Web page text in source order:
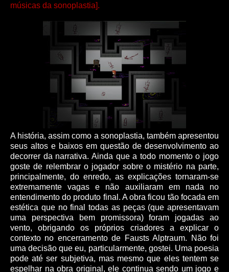
músicas da sonoplastia].
A história, assim como a sonoplastia, também apresentou
seus altos e baixos em questão de desenvolvimento ao
decorrer da narrativa. Ainda que a todo momento o jogo
goste de relembrar o jogador sobre o mistério na parte,
principalmente, do enredo, as explicações tornaram-se
extremamente vagas e não auxiliaram em nada no
entendimento do produto final. A obra ficou tão focada em
estética que no final todas as peças (que apresentavam
uma perspectiva bem promissora) foram jogadas ao
vento, obrigando os próprios criadores a explicar o
contexto no encerramento de Fausts Alptraum. Não foi
uma decisão que eu, particularmente, gostei. Uma poesia
pode até ser subjetiva, mas mesmo que eles tentem se
espelhar na obra original, ele continua sendo um jogo e